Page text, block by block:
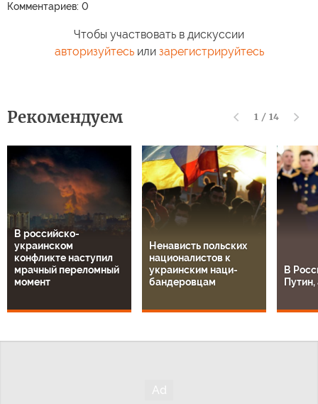
Комментариев: 0
Чтобы участвовать в дискуссии
авторизуйтесьили зарегистрируйтесь
Рекомендуем 1 / 14
В российско-
украинском
конфликте наступил
мрачный переломный
момент
Ненависть польских
националистов к
украинским наци-
бандеровцам
В